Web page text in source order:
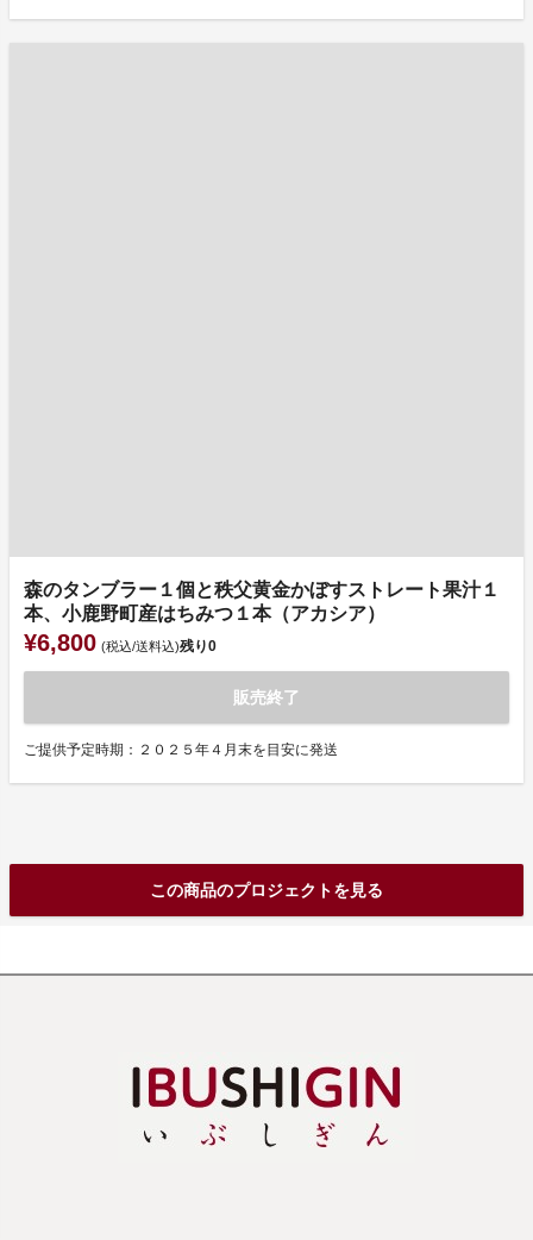
森のタンブラー１個と秩父黄金かぼすストレート果汁１
本、小鹿野町産はちみつ１本（アカシア）
¥6,800 (税込/送料込)残り0
販売終了
ご提供予定時期：２０２５年４月末を目安に発送
この商品のプロジェクトを見る